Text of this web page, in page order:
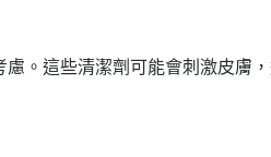
。這些清潔劑可能會刺激皮膚